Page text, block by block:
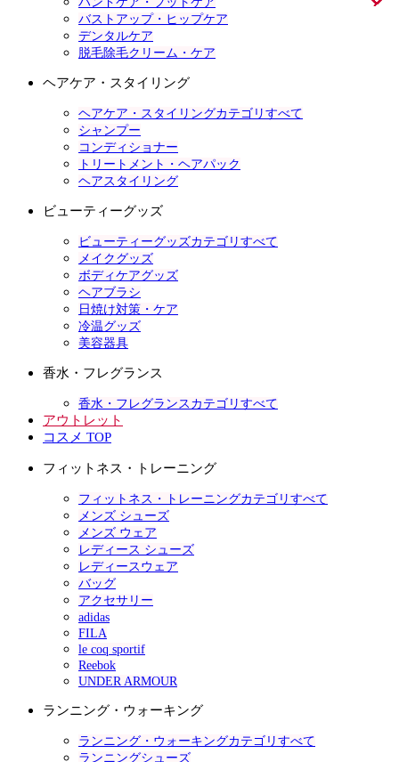
バストアップ・ヒップケア
デンタルケア
脱毛除毛クリーム・ケア
ヘアケア・スタイリング
ヘアケア・スタイリングカテゴリすべて
シャンプー
コンディショナー
トリートメント・ヘアパック
ヘアスタイリング
ビューティーグッズ
ビューティーグッズカテゴリすべて
メイクグッズ
ボディケアグッズ
ヘアブラシ
日焼け対策・ケア
冷温グッズ
美容器具
香水・フレグランス
香水・フレグランスカテゴリすべて
アウトレット
コスメ TOP
フィットネス・トレーニング
フィットネス・トレーニングカテゴリすべて
メンズ シューズ
メンズ ウェア
レディース シューズ
レディースウェア
バッグ
アクセサリー
adidas
FILA
le coq sportif
Reebok
UNDER ARMOUR
ランニング・ウォーキング
ランニング・ウォーキングカテゴリすべて
ランニングシューズ